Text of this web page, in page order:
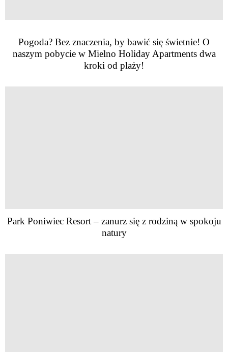
Pogoda? Bez znaczenia, by bawić się świetnie! O
naszym pobycie w Mielno Holiday Apartments dwa
kroki od plaży!
Park Poniwiec Resort – zanurz się z rodziną w spokoju
natury